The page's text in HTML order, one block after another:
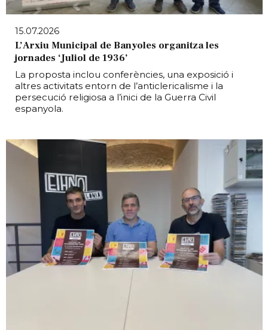
15.07.2026
L’Arxiu Municipal de Banyoles organitza les
jornades ‘Juliol de 1936’
La proposta inclou conferències, una exposició i
altres activitats entorn de l’anticlericalisme i la
persecució religiosa a l’inici de la Guerra Civil
espanyola.